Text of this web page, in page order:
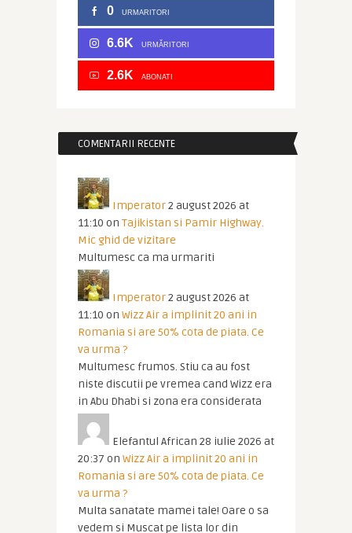
0 URMARITORI
6.6K URMĂRITORI
2.6K ABONATI
COMENTARII RECENTE
Imperator2 august 2026 at
11:10 on Tajikistan si Pamir Highway.
Mic ghid de vizitare
Multumesc ca ma urmariti
Imperator2 august 2026 at
11:10 on Wizz Air a implinit 20 ani in
Romania si are 50% cota de piata. Ce
va urma ?
Multumesc frumos. Stiu ca au fost
niste discutii pe vremea cand Wizz era
in Abu Dhabi si zona era considerata
Elefantul African 28 iulie 2026 at
20:37 on Wizz Air a implinit 20 ani in
Romania si are 50% cota de piata. Ce
va urma ?
Multa sanatate mamei tale! Oare o sa
vedem si Muscat pe lista lor din